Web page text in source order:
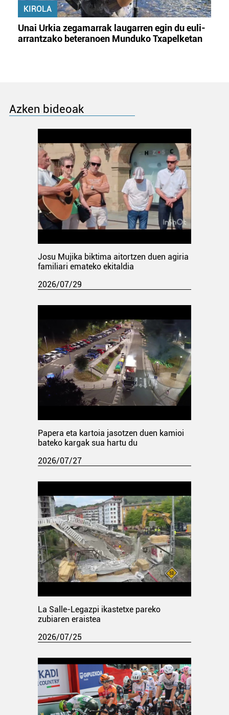
KIROLA
Unai Urkia zegamarrak laugarren egin du euli-
arrantzako beteranoen Munduko Txapelketan
Azken bideoak
Josu Mujika biktima aitortzen duen agiria
familiari emateko ekitaldia
2026/07/29
Papera eta kartoia jasotzen duen kamioi
bateko kargak sua hartu du
2026/07/27
La Salle-Legazpi ikastetxe pareko
zubiaren eraistea
2026/07/25